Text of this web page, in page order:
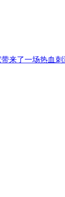
来了一场热血